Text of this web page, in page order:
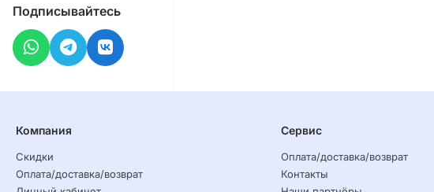
Подписывайтесь
Компания
Скидки
Оплата/доставка/возврат
Сервис
Оплата/доставка/возврат
Контакты